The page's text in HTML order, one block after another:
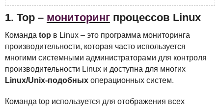
1. Top – мониторинг процессов Linux
Команда top в Linux – это программа мониторинга
производительности, которая часто используется
многими системными администраторами для контроля
производительности Linux и доступна для многих
Linux/Unix-подобных операционных систем.
Команда top используется для отображения всех